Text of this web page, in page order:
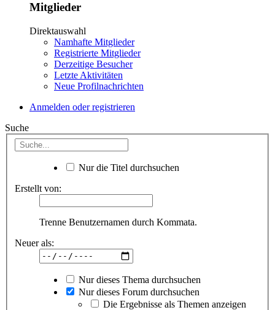
Mitglieder
Direktauswahl
Namhafte Mitglieder
Registrierte Mitglieder
Derzeitige Besucher
Letzte Aktivitäten
Neue Profilnachrichten
Anmelden oder registrieren
Suche
Nur die Titel durchsuchen
Erstellt von:
Trenne Benutzernamen durch Kommata.
Neuer als:
Nur dieses Thema durchsuchen
Nur dieses Forum durchsuchen
Die Ergebnisse als Themen anzeigen